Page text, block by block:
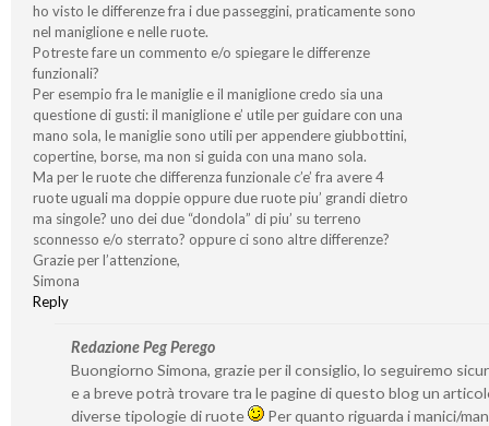
ho visto le differenze fra i due passeggini, praticamente sono
nel maniglione e nelle ruote.
Potreste fare un commento e/o spiegare le differenze
funzionali?
Per esempio fra le maniglie e il maniglione credo sia una
questione di gusti: il maniglione e’ utile per guidare con una
mano sola, le maniglie sono utili per appendere giubbottini,
copertine, borse, ma non si guida con una mano sola.
Ma per le ruote che differenza funzionale c’e’ fra avere 4
ruote uguali ma doppie oppure due ruote piu’ grandi dietro
ma singole? uno dei due “dondola” di piu’ su terreno
sconnesso e/o sterrato? oppure ci sono altre differenze?
Grazie per l’attenzione,
Simona
Reply
Redazione Peg Perego
Buongiorno Simona, grazie per il consiglio, lo seguiremo
e a breve potrà trovare tra le pagine di questo blog un
diverse tipologie di ruote
Per quanto riguarda i manici/